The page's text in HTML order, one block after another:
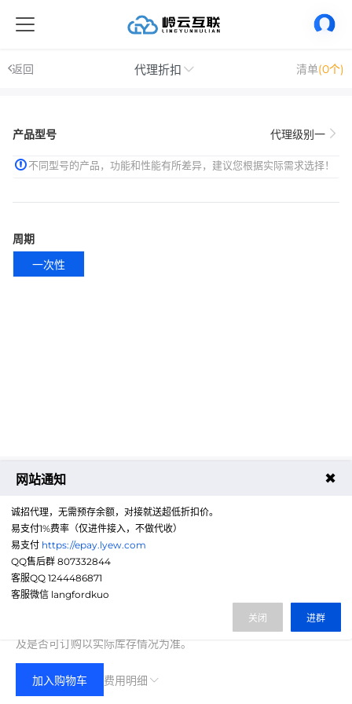
返回 代理折扣 清单(0个)
产品型号 代理级别一
不同型号的产品，功能和性能有所差异，建议您根据实际需求选择！
周期
一次性
费用合计： 300.00
注：以上是参考价格，具体扣费请以实际下单结果为准，具体资源
及是否可订购以实际库存情况为准。
费用明细
加入购物车
网站通知 ✖
诚招代理，无需预存余额，对接就送超低折扣价。
易支付1%费率（仅进件接入，不做代收）
易支付 https://epay.lyew.com
QQ售后群 807332844
客服QQ 1244486871
客服微信 langfordkuo
进群
关闭